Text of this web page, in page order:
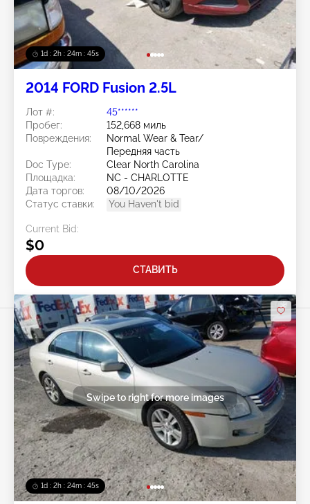
1d : 2h : 24m : 42s
2014 FORD Fusion 2.5L
Лот #:
45******
Пробег:
152,668 миль
Повреждения:
Normal Wear & Tear/
Передняя часть
Doc Type:
Clear North Carolina
Площадка:
NC - CHARLOTTE
Дата торгов:
08/10/2026
Статус ставки:
You Haven't bid
Current Bid:
$0
СТАВИТЬ
1d : 2h : 24m : 42s
Swipe to right for more images